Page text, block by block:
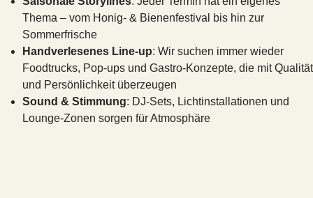
Thema – vom Honig- & Bienenfestival bis hin zur
Sommerfrische
Handverlesenes Line-up: Wir suchen immer wieder
Foodtrucks, Pop-ups und Gastro-Konzepte, die mit Qualität
und Persönlichkeit überzeugen
Sound & Stimmung: DJ-Sets, Lichtinstallationen und
Lounge-Zonen sorgen für Atmosphäre